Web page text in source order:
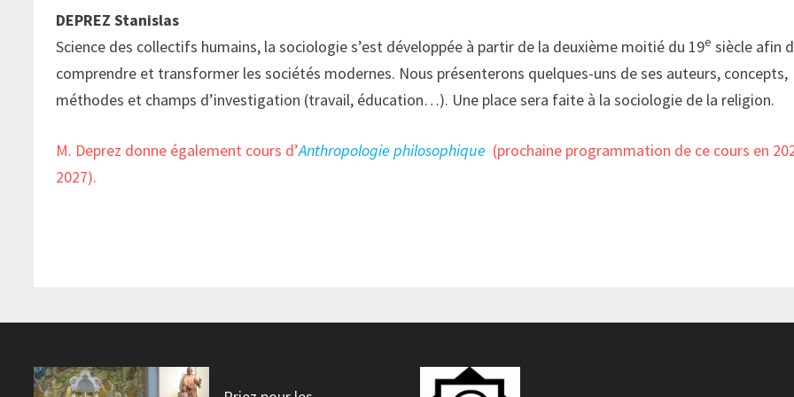
DEPREZ Stanislas
Science des collectifs humains, la sociologie s’est développée à partir de la deuxième moitié du 19e siècle afin
comprendre et transformer les sociétés modernes. Nous présenterons quelques-uns de ses auteurs, concepts,
méthodes et champs d’investigation (travail, éducation…). Une place sera faite à la sociologie de la religion.
M. Deprez donne également cours d’Anthropologie philosophique (prochaine programmation de ce cours en
2027).